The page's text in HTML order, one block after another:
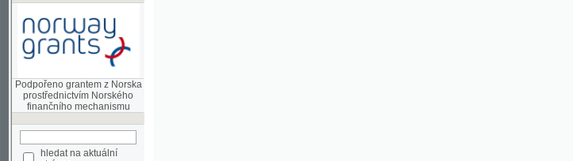
Podpořeno grantem z Norska
prostřednictvím Norského
hledat na aktuální
stránce
Pokročilé vyhledávání